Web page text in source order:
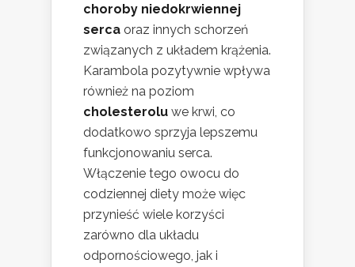
choroby niedokrwiennej
serca oraz innych schorzeń
związanych z układem krążenia.
Karambola pozytywnie wpływa
również na poziom
cholesterolu we krwi, co
dodatkowo sprzyja lepszemu
funkcjonowaniu serca.
Włączenie tego owocu do
codziennej diety może więc
przynieść wiele korzyści
zarówno dla układu
odpornościowego, jak i